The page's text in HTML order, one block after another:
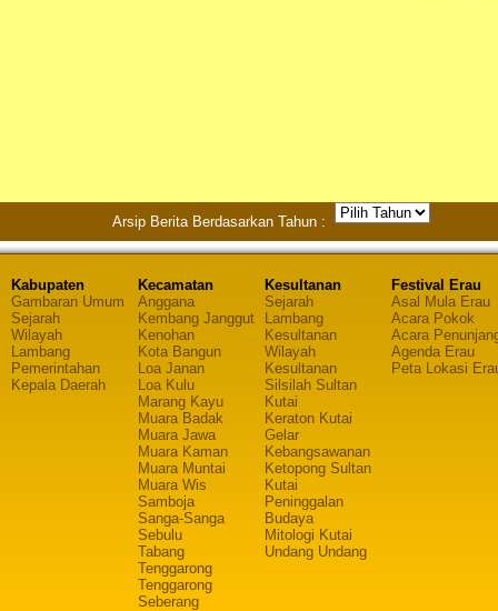
Arsip Berita Berdasarkan Tahun :
Kabupaten
Gambaran Umum
Sejarah
Wilayah
Lambang
Pemerintahan
Kepala Daerah
Kecamatan
Anggana
Kembang Janggut
Kenohan
Kota Bangun
Loa Janan
Loa Kulu
Marang Kayu
Muara Badak
Muara Jawa
Muara Kaman
Muara Muntai
Muara Wis
Samboja
Sanga-Sanga
Sebulu
Tabang
Tenggarong
Tenggarong
Seberang
Kesultanan
Sejarah
Lambang
Kesultanan
Wilayah
Kesultanan
Silsilah Sultan
Kutai
Keraton Kutai
Gelar
Kebangsawanan
Ketopong Sultan
Kutai
Peninggalan
Budaya
Mitologi Kutai
Undang Undang
Festival Erau
Asal Mula Erau
Acara Pokok
Acara
Agenda Erau
Peta Lokasi